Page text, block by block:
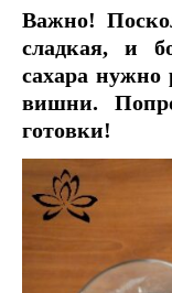
Важно!
сладкая, и
сахара нужно
вишни.
готовки!